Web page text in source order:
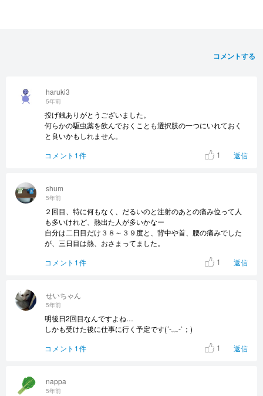
コメントする
nappa
5年前
せいちゃん
5年前
明後日2回目なんですよね…
しかも受けた後に仕事に行く予定です(´-﹏-`；)
コメント1件
1 返信
shum
5年前
２回目、特に何もなく、だるいのと注射のあとの痛み位って人
も多いけれど、熱出た人が多いかなー
自分は二日目だけ３８～３９度と、背中や首、腰の痛みでした
が、三日目は熱、おさまってました。
コメント1件
1 返信
haruki3
5年前
投げ銭ありがとうございました。
何らかの駆虫薬を飲んでおくことも選択肢の一つにいれておく
と良いかもしれません。
コメント1件
1 返信